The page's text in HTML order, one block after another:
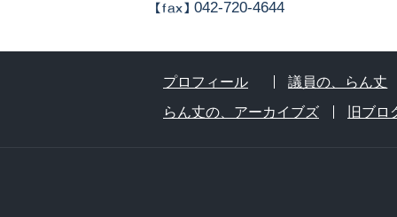
042-720-4644
プロフィール
議員の、らん丈
らん丈の、アーカイブズ
旧ブロ